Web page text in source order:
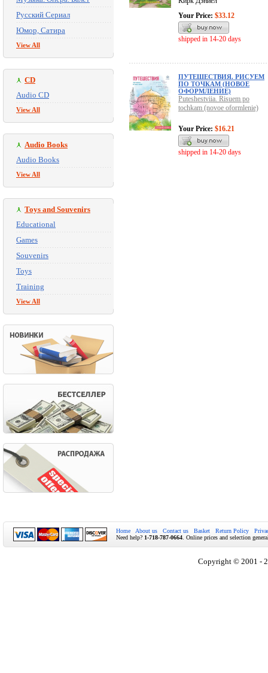
Русский Сериал
Юмор, Сатира
View All
CD
Audio CD
View All
Audio Books
Audio Books
View All
Toys and Souvenirs
Educational
Games
Souvenirs
Toys
Training
View All
Your Price: $33.12
shipped in 14-20 days
ПУТЕШЕСТВИЯ. РИСУЕМ
ПО ТОЧКАМ (НОВОЕ
ОФОРМЛЕНИЕ)
Puteshestviia. Risuem po
tochkam (novoe oformlenie)
Your Price: $16.21
shipped in 14-20 days
Home About us Contact us Basket Return Policy
Need help? 1-718-787-0664 . Online prices and selection
Copyright © 2001 -